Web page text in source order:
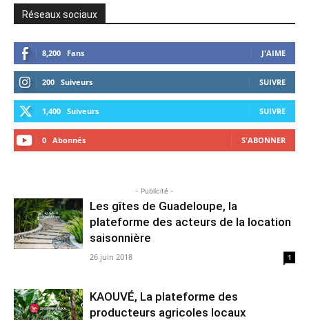
Réseaux sociaux
8,200 Fans J'AIME
200 Suiveurs SUIVRE
1,400 Suiveurs SUIVRE
0 Abonnés S'ABONNER
- Publicité -
Les gîtes de Guadeloupe, la
plateforme des acteurs de la location
saisonnière
26 juin 2018 1
KAOUVÉ, La plateforme des
producteurs agricoles locaux